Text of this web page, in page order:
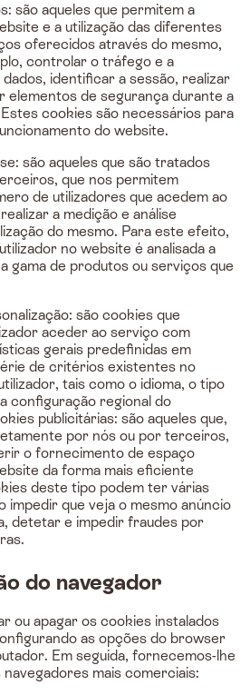
são aqueles que permitem a
e a utilização das diferentes
oferecidos através do mesmo,
controlar o tráfego e a
identificar a sessão, realizar
elementos de segurança durante a
cookies são necessários para
do website.
são aqueles que são tratados
que nos permitem
de utilizadores que acedem ao
a medição e análise
do mesmo. Para este efeito,
no website é analisada a
gama de produtos ou serviços que
são cookies que
aceder ao serviço com
gerais predefinidas em
de critérios existentes no
tais como o idioma, o tipo
configuração regional do
publicitárias: são aqueles que,
por nós ou por terceiros,
o fornecimento de espaço
da forma mais eficiente
deste tipo podem ter várias
impedir que veja o mesmo anúncio
detetar e impedir fraudes por
do navegador
ou apagar os cookies instalados
as opções do browser
Em seguida, fornecemos-lhe
mais comerciais: